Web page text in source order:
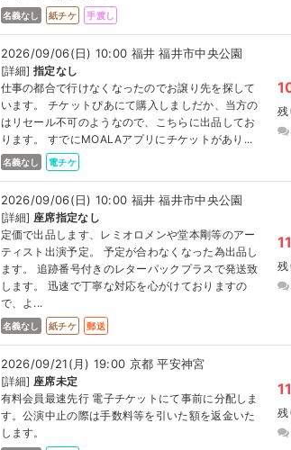
名義なし 紙チケ 手渡し
2026/09/06(日) 10:00 福井 福井市中央公園
[詳細]指定なし
仕事の都合で行けなくなったのでお譲り先を探して
います。 チケットぴあにて購入しましだか、当方の
はリセール不可のようなので、こちらに出品してお
ります。 すでにMOALAアプリにチケットがあり...
名義なし 電チケ
残
2026/09/06(日) 10:00 福井 福井市中央公園
[詳細] 座席指定なし
定価で出品します、レミオロメンや堂本剛等のアー
ティスト出演予定。 予定が合わなくなった為出品し
ます。 追跡番号付きのレターパックプラスで発送致
します。 迅速で丁寧な対応を心がけておりますの
で、よ...
名義なし 紙チケ 郵送
残
2026/09/21(月) 19:00 京都 平安神宮
[詳細] 座席未定
有料会員最速先行 電子チケットにて事前に分配しま
す。公演中止の際は手数料等を引いた額を返金いた
します。
残